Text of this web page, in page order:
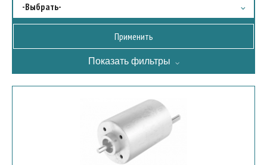
-Выбрать-
Fulling Motor
Показать фильтры